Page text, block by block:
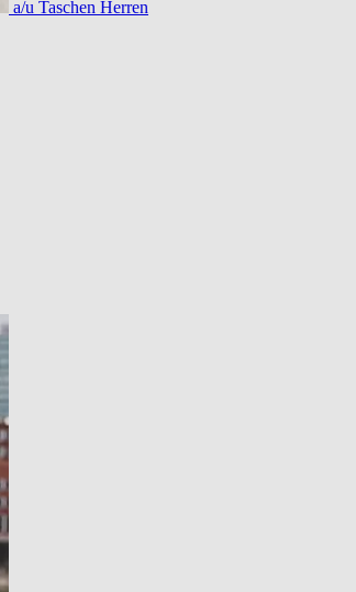
a/u Taschen Herren